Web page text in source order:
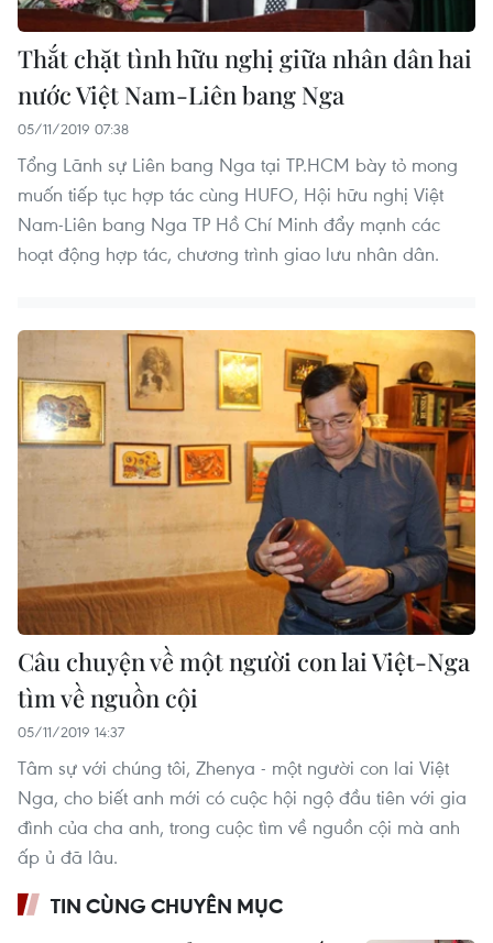
Thắt chặt tình hữu nghị giữa nhân dân hai
nước Việt Nam-Liên bang Nga
05/11/2019 07:38
Tổng Lãnh sự Liên bang Nga tại TP.HCM bày tỏ mong
muốn tiếp tục hợp tác cùng HUFO, Hội hữu nghị Việt
Nam-Liên bang Nga TP Hồ Chí Minh đẩy mạnh các
hoạt động hợp tác, chương trình giao lưu nhân dân.
Câu chuyện về một người con lai Việt-Nga
tìm về nguồn cội
05/11/2019 14:37
Tâm sự với chúng tôi, Zhenya - một người con lai Việt
Nga, cho biết anh mới có cuộc hội ngộ đầu tiên với gia
đình của cha anh, trong cuộc tìm về nguồn cội mà anh
ấp ủ đã lâu.
TIN CÙNG CHUYÊN MỤC